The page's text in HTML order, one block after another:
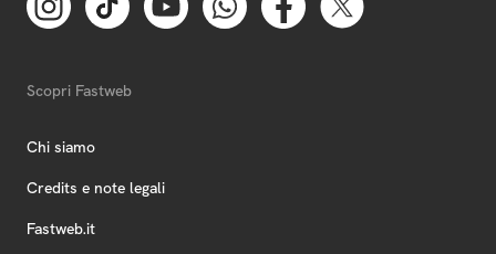
Scopri Fastweb
Chi siamo
Credits e note legali
Fastweb.it